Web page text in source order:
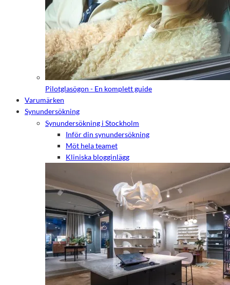
Pilotglasögon - En komplett guide
Varumärken
Synundersökning
Synundersökning i Stockholm
Inför din synundersökning
Möt hela teamet
Kliniska blogginlägg